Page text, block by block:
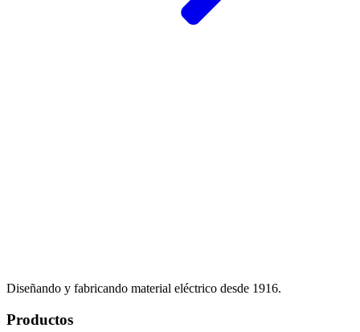
Diseñando y fabricando material eléctrico desde 1916.
Productos